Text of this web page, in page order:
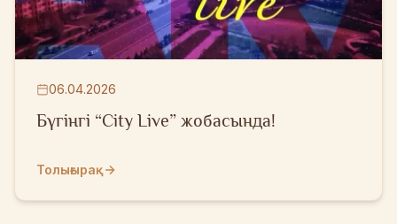
06.04.2026
Бүгінгі “City Live” жобасында!
Толығырақ